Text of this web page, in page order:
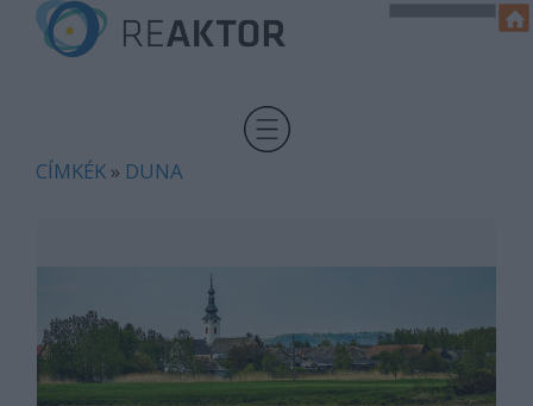
CÍMKÉK » DUNA